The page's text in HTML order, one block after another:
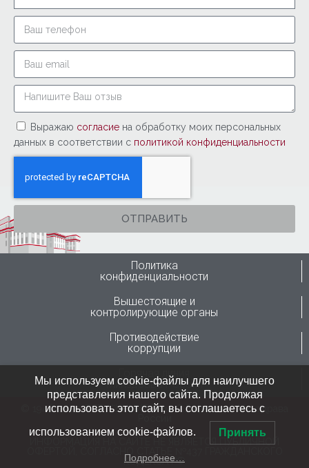
Выражаю согласие на обработку моих персональных
данных в соответствии с политикой конфиденциальности
ОТПРАВИТЬ
Политика
конфиденциальности
Вышестоящие и
контролирующие органы
Противодействие
коррупции
Горячая линия
Минздрава России
© 1946-2024 ФГБУ “ННИИТО им. Я.Л.Цивьяна” Минздрава
ИНФОРМАЦИЯ НА САЙТЕ НЕ ЯВЛЯЕТСЯ ПУБЛИЧНОЙ
ОФЕРТОЙ, СОГЛАСНО СТАТЬЕ №437 ГРАЖДАНСКОГО
КОДЕКСА РФ
Мы используем cookie-файлы для наилучшего
представления нашего сайта. Продолжая
использовать этот сайт, вы соглашаетесь с
использованием cookie-файлов. Принять
Подробнее…